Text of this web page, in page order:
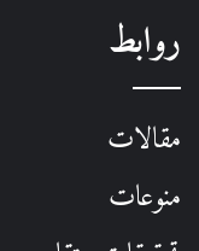
روابط
مقالات
منوعات